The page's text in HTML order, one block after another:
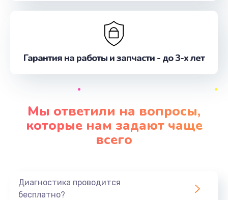
Гарантия на работы и запчасти - до 3-х лет
Мы ответили на вопросы,
которые нам задают чаще
всего
Диагностика проводится
бесплатно?